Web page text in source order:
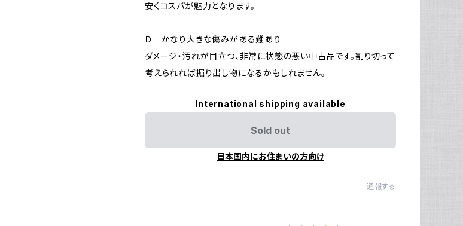
安くコスパが魅力となります。
Ｄ かなり大きな傷みがある難あり
ダメージ・汚れが目立つ、非常に状態の悪い中古品です。割り切って
考えられれば掘り出し物になるかもしれません。
International shipping available
Sold out
日本国内にお住まいの方向け
通報する